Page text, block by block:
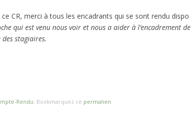
CR, merci à tous les encadrants qui se sont rendu dispo
qui est venu nous voir et nous a aider à l’encadrement de
des stagiaires.
Rendu. Bookmarquez ce permalien.